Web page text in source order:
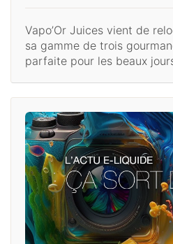
Vapo’Or Juices vient de
sa gamme de trois
parfaite pour les beaux